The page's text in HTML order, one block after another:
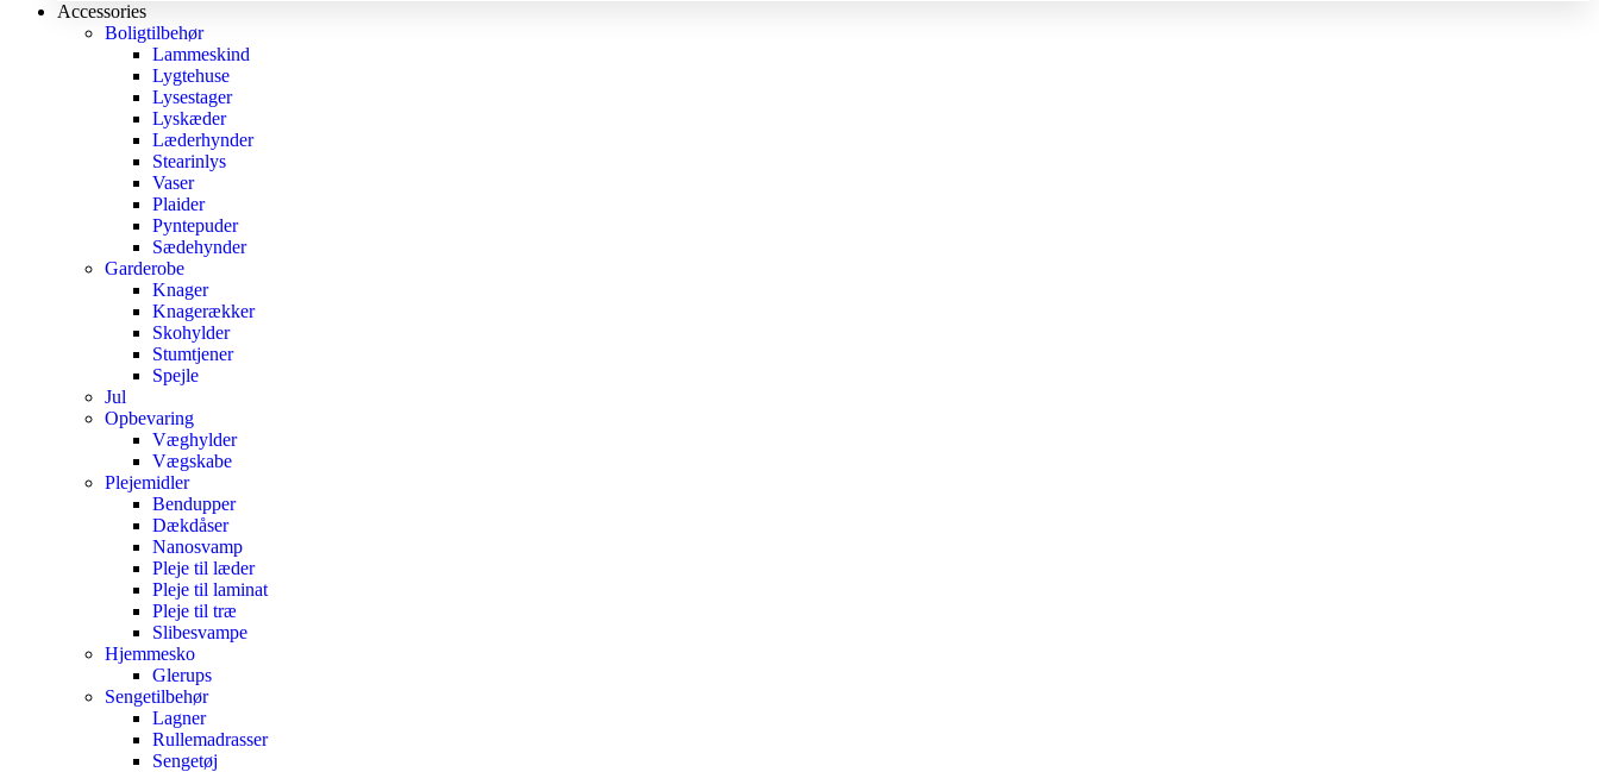
Accessories
Boligtilbehør
Lammeskind
Lygtehuse
Lysestager
Lyskæder
Læderhynder
Stearinlys
Vaser
Plaider
Pyntepuder
Sædehynder
Garderobe
Knager
Knagerækker
Skohylder
Stumtjener
Spejle
Jul
Opbevaring
Væghylder
Vægskabe
Plejemidler
Bendupper
Dækdåser
Nanosvamp
Pleje til læder
Pleje til laminat
Pleje til træ
Slibesvampe
Hjemmesko
Glerups
Sengetilbehør
Lagner
Rullemadrasser
Sengetøj